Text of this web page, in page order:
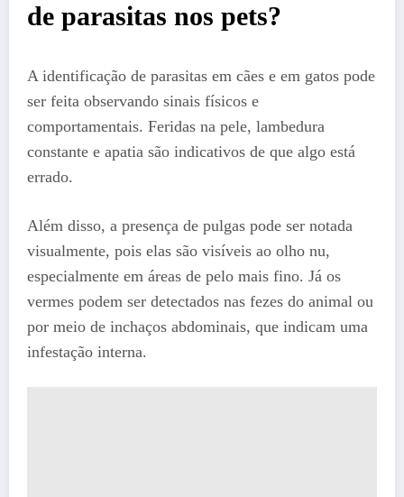
de parasitas nos pets?
A identificação de parasitas em cães e em gatos pode
ser feita observando sinais físicos e
comportamentais. Feridas na pele, lambedura
constante e apatia são indicativos de que algo está
errado.
Além disso, a presença de pulgas pode ser notada
visualmente, pois elas são visíveis ao olho nu,
especialmente em áreas de pelo mais fino. Já os
vermes podem ser detectados nas fezes do animal ou
por meio de inchaços abdominais, que indicam uma
infestação interna.